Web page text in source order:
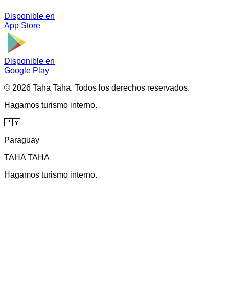
Disponible en
App Store
Disponible en
Google Play
© 2026 Taha Taha. Todos los derechos reservados.
Hagamos turismo interno.
🇵🇾
Paraguay
TAHA TAHA
Hagamos turismo interno.